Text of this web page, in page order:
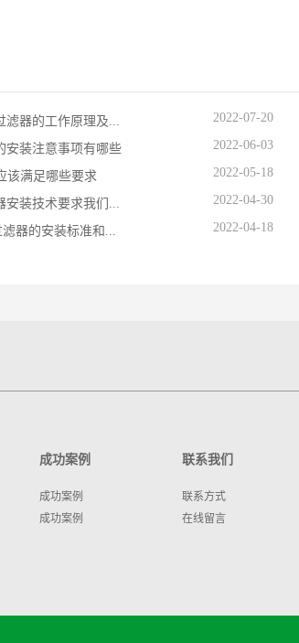
滤器的工作原理及... 2022-07-20
安装注意事项有哪些 2022-06-03
该满足哪些要求 2022-05-18
安装技术要求我们... 2022-04-30
器的安装标准和... 2022-04-18
成功案例
成功案例
成功案例
联系我们
联系方式
在线留言